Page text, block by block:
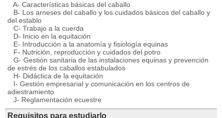
A- Características básicas del caballo
B- Los arneses del caballo y los cuidados básicos del caballo y
del establo
C- Trabajo a la cuerda
D- Inicio en la equitación
E- Introducción a la anatomía y fisiología equinas
F- Nutrición, reproducción y cuidados del potro
G- Gestión sanitaria de las instalaciones equinas y prevención
de estrés de los caballos estabulados
H- Didáctica de la equitación
I- Gestión empresarial y comunicación en los centros de
adiestramiento
J- Reglamentación ecuestre
Requisitos para estudiarlo